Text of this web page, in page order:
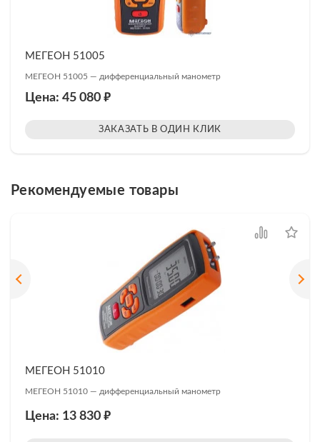
МЕГЕОН 51005
МЕГЕОН 51005 — дифференциальный манометр
Цена: 45 080 ₽
ЗАКАЗАТЬ В ОДИН КЛИК
Рекомендуемые товары
МЕГЕОН 51010
МЕГЕОН 51010 — дифференциальный манометр
Цена: 13 830 ₽